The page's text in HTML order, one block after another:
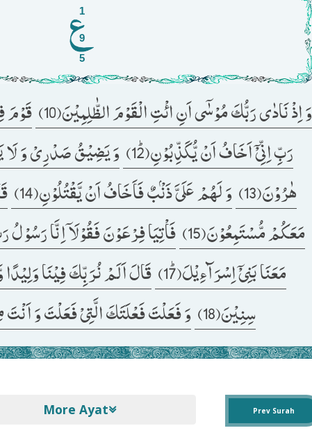
1
9
5
وَ اِذْ نَادٰى رَبُّكَ مُوْسٰۤى اَنِ ائْتِ الْقَوْمَ الظّٰلِمِیْنَ(10) قَوْمَ
رَبِّ اِنِّیْۤ اَخَافُ اَنْ یُّكَذِّبُوْنِﭤ(12)
هٰرُوْنَ(13)
وَ لَهُمْ عَلَیَّ ذَنْۢبٌ فَاَخَافُ اَنْ یَّقْتُلُوْنِ(14)
مَعَكُمْ مُّسْتَمِعُوْنَ(15)
فَاْتِیَا فِرْعَوْنَ فَقُوْلَاۤ اِنَّا رَسُوْلُ
مَعَنَا بَنِیْۤ اِسْرَآءِیْلَﭤ(17)
سِنِیْنَ(18)
وَ فَعَلْتَ فَعْلَتَكَ الَّتِیْ فَعَلْتَ وَ اَنْتَ
Prev Surah
More Ayat